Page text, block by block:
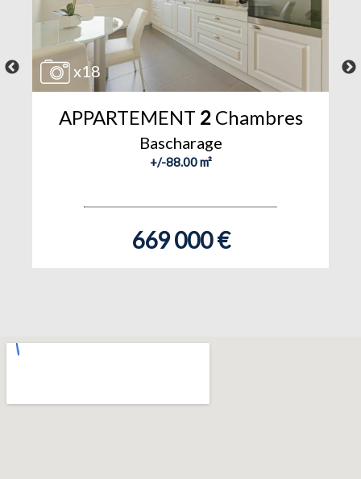
x18
APPARTEMENT 2Chambres
Bascharage
+/-88.00 m²
669 000 €